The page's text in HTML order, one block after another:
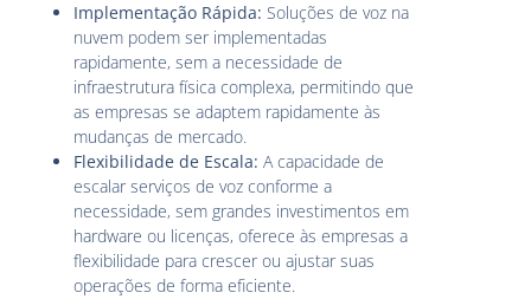
Implementação Rápida: Soluções de voz na
nuvem podem ser implementadas
rapidamente, sem a necessidade de
infraestrutura física complexa, permitindo que
as empresas se adaptem rapidamente às
mudanças de mercado.
Flexibilidade de Escala: A capacidade de
escalar serviços de voz conforme a
necessidade, sem grandes investimentos em
hardware ou licenças, oferece às empresas a
flexibilidade para crescer ou ajustar suas
operações de forma eficiente.